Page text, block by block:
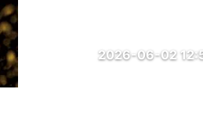
2026-06-02